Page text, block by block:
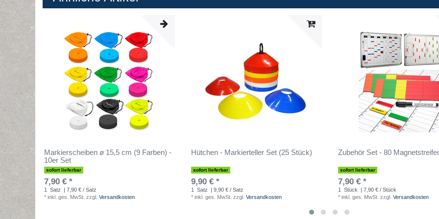
Markierscheiben ø 15,5 cm (9 Farben) -
10er Set
sofort lieferbar
7,90 € *
1 Satz
| 7,90 € / Satz
* inkl. ges. MwSt. zzgl. Versandkosten
Hütchen - Markierteller Set (25 Stück)
sofort lieferbar
9,90 € *
1 Satz
| 9,90 € / Satz
* inkl. ges. MwSt. zzgl. Versandkosten
Zubehör Set - 80
sofort lieferbar
7,90 € *
1 Stück
| 7,90 € / Stück
* inkl. ges. MwSt. zzgl. Versandkosten